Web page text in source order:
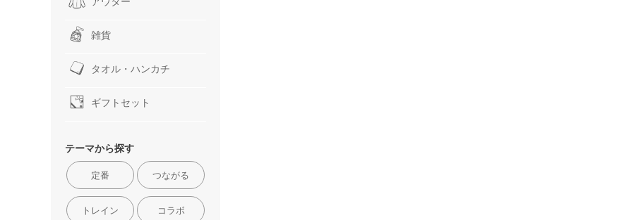
雑貨
タオル・ハンカチ
ギフトセット
テーマから探す
定番 つながる
トレイン コラボ